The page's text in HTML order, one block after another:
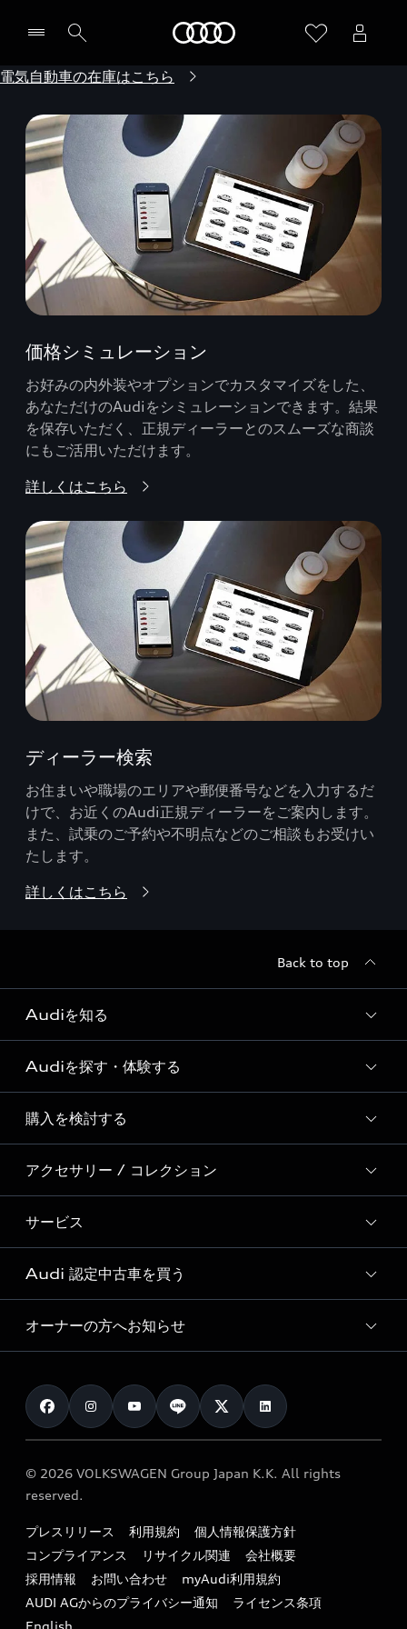
電気自動車の在庫はこちら
価格シミュレーション
お好みの内外装やオプションでカスタマイズをした、
あなただけのAudiをシミュレーションできます。結果
を保存いただく、正規ディーラーとのスムーズな商談
にもご活用いただけます。
詳しくはこちら
ディーラー検索
お住まいや職場のエリアや郵便番号などを入力するだ
けで、お近くのAudi正規ディーラーをご案内します。
また、試乗のご予約や不明点などのご相談もお受けい
たします。
詳しくはこちら
Back to top
Audiを知る
Audi ブランド
Story of Progress
Audi Sport
Formula 1®
デジタルサービス
Audiを探す・体験する
ディーラー検索
新車在庫検索
試乗車・展示車検索
見積り依頼
試乗予約
購入を検討する
モデル一覧
特別仕様モデル / 限定モデル
e-tronラインアップ
価格シミュレーション
車両比較
カタログ一覧
アクセサリー / コレクション
純正アクセサリー
オンラインショップ
Audi collection
アウディナビアプリ
サービス
サービス入庫予約
サービスプログラム
メンテナンス
車検 / 定期点検
e-tronアフターサポート
myAudi
Audi 認定中古車を買う
Audi認定中古車
クオリティ
保証
メンテナンス
ファイナンス
キャンペーン / イベント
買取査定
オーナーの方へお知らせ
お知らせ
オーナー様向けキャンペーン
特定整備適用車一覧
リサイクル法
よくある質問（FAQ）
© 2026 VOLKSWAGEN Group Japan K.K. All rights
reserved.
プレスリリース 利用規約
個人情報保護方針
コンプライアンス
リサイクル関連
会社概要
採用情報
お問い合わせ
myAudi利用規約
AUDI AGからのプライバシー通知
ライセンス条項
English